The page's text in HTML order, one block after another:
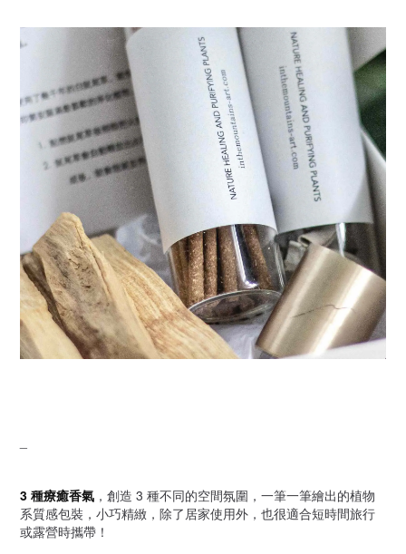
3 種療癒香氣 ，創造 3 種不同的空間氛圍，一筆一筆繪出的植物
系質感包裝，小巧精緻，除了居家使用外，也很適合短時間旅行
或露營時攜帶！